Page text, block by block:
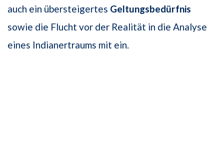
auch ein übersteigertes Geltungsbedürfnis
sowie die Flucht vor der Realität in die Analyse
eines Indianertraums mit ein.